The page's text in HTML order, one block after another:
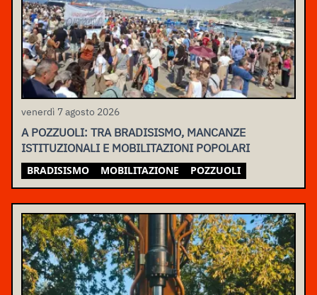
venerdì 7 agosto 2026
A POZZUOLI: TRA BRADISISMO, MANCANZE
ISTITUZIONALI E MOBILITAZIONI POPOLARI
BRADISISMO MOBILITAZIONE POZZUOLI